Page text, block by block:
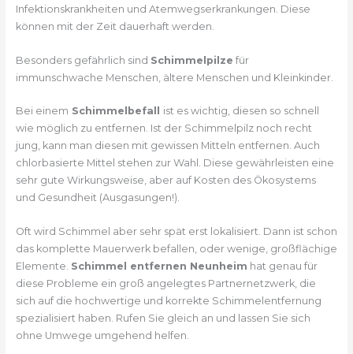
Infektionskrankheiten und Atemwegserkrankungen. Diese
können mit der Zeit dauerhaft werden.
Besonders gefährlich sind Schimmelpilze für
immunschwache Menschen, ältere Menschen und Kleinkinder.
Bei einem Schimmelbefall ist es wichtig, diesen so schnell
wie möglich zu entfernen. Ist der Schimmelpilz noch recht
jung, kann man diesen mit gewissen Mitteln entfernen. Auch
chlorbasierte Mittel stehen zur Wahl. Diese gewährleisten eine
sehr gute Wirkungsweise, aber auf Kosten des Ökosystems
und Gesundheit (Ausgasungen!).
Oft wird Schimmel aber sehr spät erst lokalisiert. Dann ist schon
das komplette Mauerwerk befallen, oder wenige, großflächige
Elemente. Schimmel entfernen Neunheim hat genau für
diese Probleme ein groß angelegtes Partnernetzwerk, die
sich auf die hochwertige und korrekte Schimmelentfernung
spezialisiert haben. Rufen Sie gleich an und lassen Sie sich
ohne Umwege umgehend helfen.